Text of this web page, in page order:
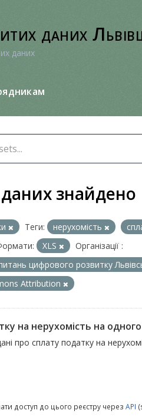
даних
даних
даних знайдено
Теги: нерухомість
XLS
Організації :
цифрового розвитку
Attribution
на нерухомість на
про сплату податку на
доступ до цього реєстру через API